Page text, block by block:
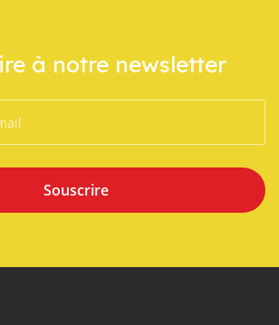
à notre newsletter
Souscrire